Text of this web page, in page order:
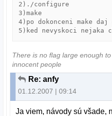
2)./configure
3)make
4)po dokonceni make
There is no flag large enough
innocent people
Re: anfy
01.12.2007 | 09:14
Ja viem, návody sú všade,